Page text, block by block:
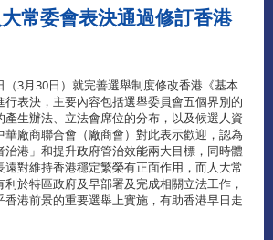
常委會表決通過修訂香港
3月30日）就完善選舉制度修改香港《基本
表決，主要內容包括選舉委員會五個界別的
生辦法、立法會席位的分布，以及候選人資
廠商聯合會（廠商會）對此表示歡迎，認為
港」和提升政府管治效能兩大目標，同時體
對維持香港穩定繁榮有正面作用，而人大常
於特區政府及早部署及完成相關立法工作，
香港前景的重要選舉上實施，有助香港早日走